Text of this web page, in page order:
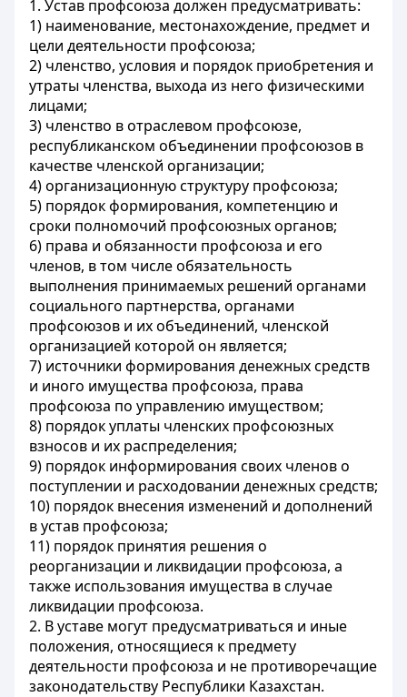
1. Устав профсоюза должен предусматривать:
1) наименование, местонахождение, предмет и
цели деятельности профсоюза;
2) членство, условия и порядок приобретения и
утраты членства, выхода из него физическими
лицами;
3) членство в отраслевом профсоюзе,
республиканском объединении профсоюзов в
качестве членской организации;
4) организационную структуру профсоюза;
5) порядок формирования, компетенцию и
сроки полномочий профсоюзных органов;
6) права и обязанности профсоюза и его
членов, в том числе обязательность
выполнения принимаемых решений органами
социального партнерства, органами
профсоюзов и их объединений, членской
организацией которой он является;
7) источники формирования денежных средств
и иного имущества профсоюза, права
профсоюза по управлению имуществом;
8) порядок уплаты членских профсоюзных
взносов и их распределения;
9) порядок информирования своих членов о
поступлении и расходовании денежных средств;
10) порядок внесения изменений и дополнений
в устав профсоюза;
11) порядок принятия решения о
реорганизации и ликвидации профсоюза, а
также использования имущества в случае
ликвидации профсоюза.
2. В уставе могут предусматриваться и иные
положения, относящиеся к предмету
деятельности профсоюза и не противоречащие
законодательству Республики Казахстан.